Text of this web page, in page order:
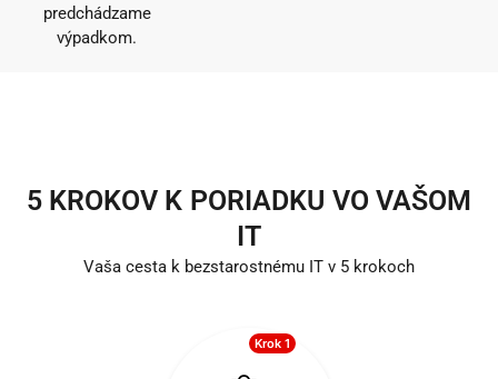
predchádzame
výpadkom.
5 KROKOV K PORIADKU VO VAŠOM
IT
Vaša cesta k bezstarostnému IT v 5 krokoch
Krok 1